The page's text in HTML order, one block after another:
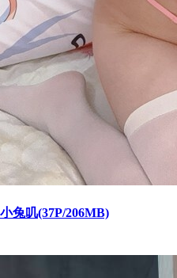
兔叽(37P/206MB)